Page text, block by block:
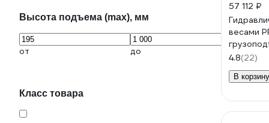
Высота подъема (max), мм
от до
Класс товара
57 112 ₽
весами
4.8(22)
В корзину